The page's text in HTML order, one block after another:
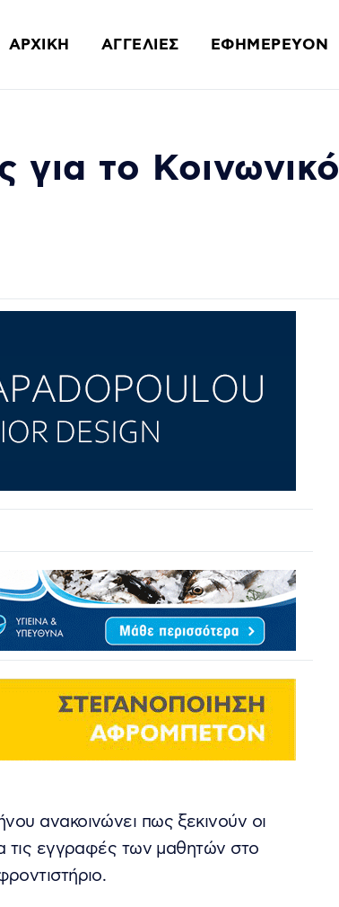
ΑΡΧΙΚΗ ΑΓΓΕΛΙΕΣ ΕΦΗΜΕΡΕΥΟΝ
για το Κοινωνικό
ανακοινώνει πως ξεκινούν οι
τις εγγραφές των μαθητών στο